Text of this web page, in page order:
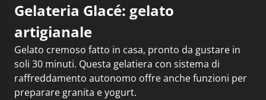
Gelateria Glacé: gelato
artigianale
Gelato cremoso fatto in casa, pronto da gustare in
soli 30 minuti. Questa gelatiera con sistema di
raffreddamento autonomo offre anche funzioni per
preparare granita e yogurt.